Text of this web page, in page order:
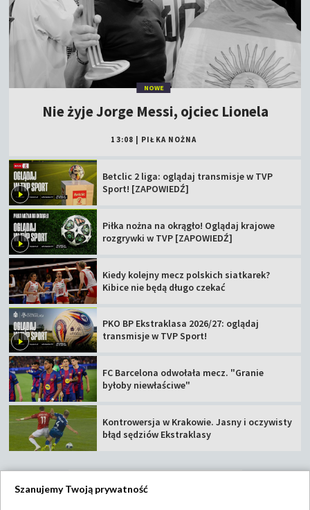
NOWE
Nie żyje Jorge Messi, ojciec Lionela
13:08 PIŁKA NOŻNA
Betclic 2 liga: oglądaj transmisje w TVP
Sport! [ZAPOWIEDŹ]
Piłka nożna na okrągło! Oglądaj krajowe
rozgrywki w TVP [ZAPOWIEDŹ]
Kiedy kolejny mecz polskich siatkarek?
Kibice nie będą długo czekać
PKO BP Ekstraklasa 2026/27: oglądaj
transmisje w TVP Sport!
FC Barcelona odwołała mecz. "Granie
byłoby niewłaściwe"
Kontrowersja w Krakowie. Jasny i oczywisty
błąd sędziów Ekstraklasy
Szanujemy Twoją prywatność